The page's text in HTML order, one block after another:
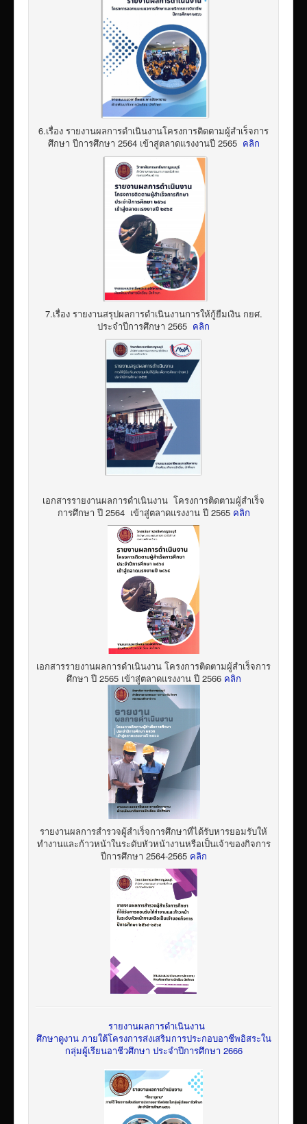
6.เรื่อง รายงานผลการดำเนินงานโครงการติดตามผู้สำเร็จการ
ศึกษา ปีการศึกษา 2564 เข้าสู่ตลาดแรงงานปี 2565 คลิก
7.เรื่อง รายงานสรุปผลการดำเนินงานการให้กู้ยืมเงิน กยศ.
ประจำปีการศึกษา 2565 คลิก
เอกสารรายงานผลการดำเนินงาน โครงการติดตามผู้สำเร็จ
การศึกษา ปี 2564 เข้าสู่ตลาดแรงงาน ปี 2565 คลิก
เอกสารรายงานผลการดำเนินงาน โครงการติดตามผู้สำเร็จการ
ศึกษา ปี 2565 เข้าสู่ตลาดแรงงาน ปี 2566 คลิก
รายงานผลการสำรวจผู้สำเร็จการศึกษาที่ได้รับหารยอมรับให้
ทำงานและก้าวหน้าในระดับหัวหน้างานหรือเป็นเจ้าของกิจการ
ปีการศึกษา 2564-2565 คลิก
รายงานผลการดำเนินงาน
ศึกษาดูงาน ภายใต้โครงการส่งเสริมการประกอบอาชีพอิสระใน
กลุ่มผู้เรียนอาชีวศึกษา ประจำปีการศึกษา 2666